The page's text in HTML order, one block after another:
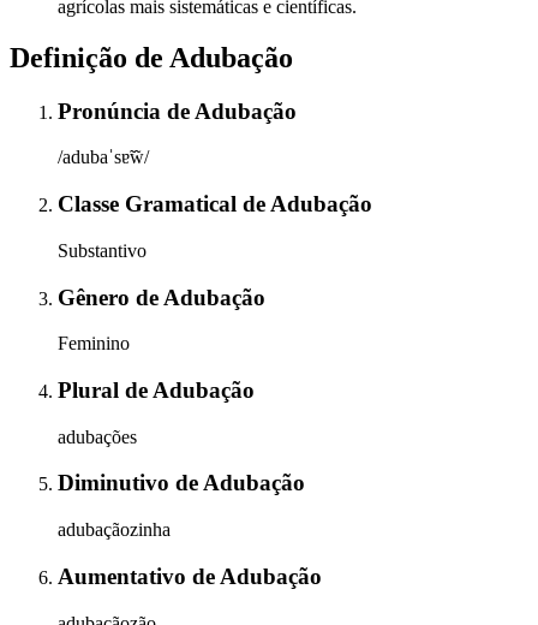
agrícolas mais sistemáticas e científicas.
Definição de Adubação
Pronúncia de Adubação
/adubaˈsɐ̃w̃/
Classe Gramatical de Adubação
Substantivo
Gênero de Adubação
Feminino
Plural de Adubação
adubações
Diminutivo deAdubação
adubaçãozinha
Aumentativo de Adubação